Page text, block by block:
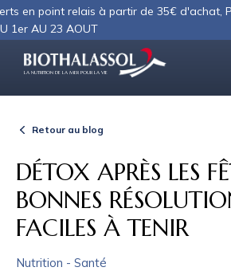
à partir de 35€ d'achat, PAS
LA NUTRITION DE LA MER POUR LA VIE
Retour au blog
DÉTOX APRÈS LES
BONNES
FACILES À TENIR
Nutrition - Santé
Panneau de gestion des cookies